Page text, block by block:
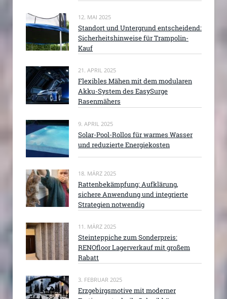
12. MAI 2025
Standort und Untergrund entscheidend:
Sicherheitshinweise für Trampolin-
Kauf
21. APRIL 2025
Flexibles Mähen mit dem modularen
Akku-System des EasySurge
Rasenmähers
9. APRIL 2025
Solar-Pool-Rollos für warmes Wasser
und reduzierte Energiekosten
18. MÄRZ 2025
Rattenbekämpfung: Aufklärung,
sichere Anwendung und integrierte
Strategien notwendig
11. MÄRZ 2025
Steinteppiche zum Sonderpreis:
RENOfloor Lagerverkauf mit großem
Rabatt
3. FEBRUAR 2025
Erzgebirgsmotive mit moderner